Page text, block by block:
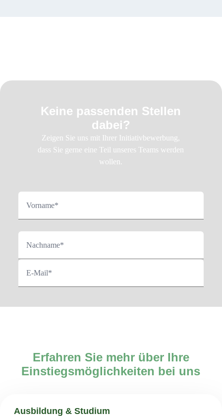
Keine passenden Stellen
dabei?
Zeigen Sie uns mit Ihrer Initiativbewerbung,
dass Sie gerne eine Teil unseres Teams werden
wollen.
Vorname*
Nachname*
E-Mail*
Erfahren Sie mehr über Ihre
Einstiegsmöglichkeiten bei uns
Ausbildung & Studium